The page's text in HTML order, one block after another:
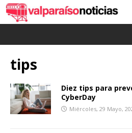
tips
Diez tips para
CyberDay
Miércoles, 29 Mayo,